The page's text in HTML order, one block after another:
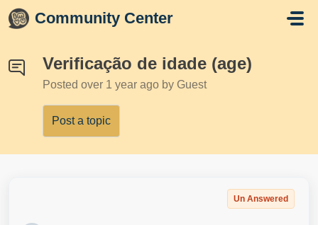
Skip to main content
Community Center
Verificação de idade (age)
Posted over 1 year ago by Guest
Post a topic
Un Answered